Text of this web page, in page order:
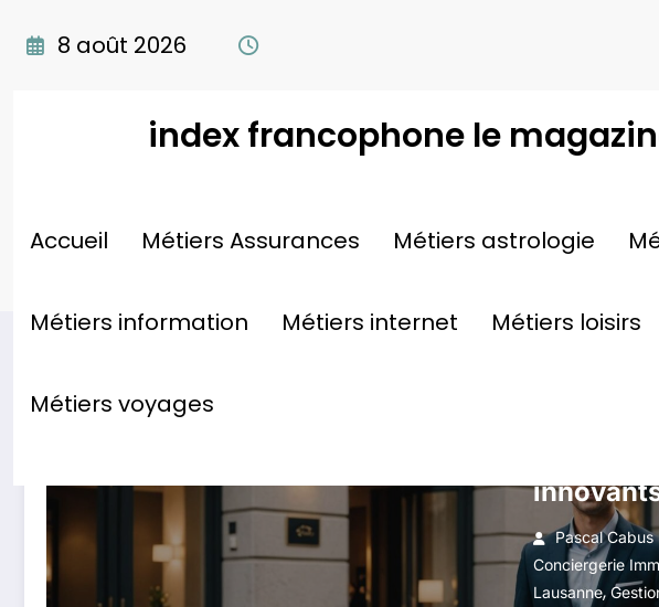
8 août 2026
index francophone le
Accueil Métiers Assurances Métiers astrologie
Métiers information Métiers internet Métiers loisirs
Métiers voyages
Étiquette: gestion patrimoine
immobilier
Pascal Cabus
Conciergerie
Lausanne,